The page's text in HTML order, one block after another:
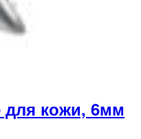
для кожи, 6мм